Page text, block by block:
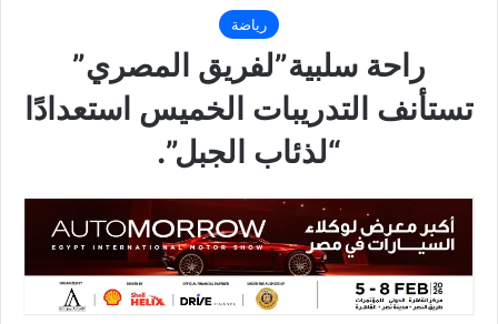
رياضة
راحة سلبية”لفريق المصري”
تستأنف التدريبات الخميس استعدادًا
“لذئاب الجبل”.